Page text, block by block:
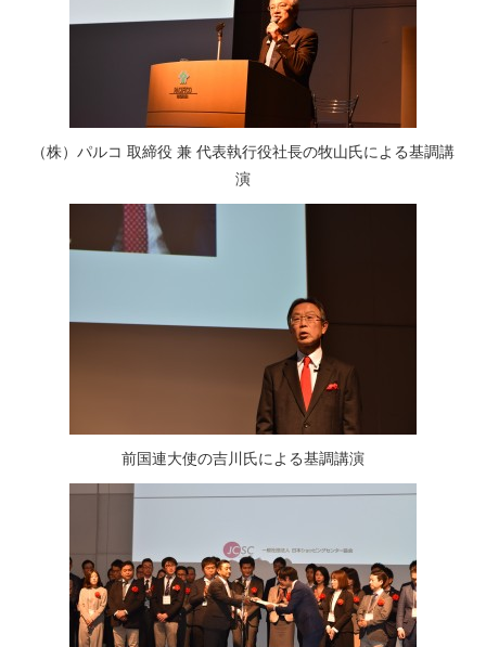
（株）パルコ 取締役 兼 代表執行役社長の牧山氏による基調講
演
前国連大使の吉川氏による基調講演